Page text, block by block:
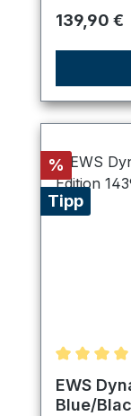
Regulärer
139,90 €
Rabatt
%
Tipp
EWS
Blue/